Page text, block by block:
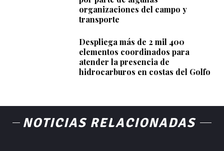
organizaciones del campo y
transporte
Despliega más de 2 mil 400
elementos coordinados para
atender la presencia de
hidrocarburos en costas del Golfo
NOTICIAS RELACIONADAS